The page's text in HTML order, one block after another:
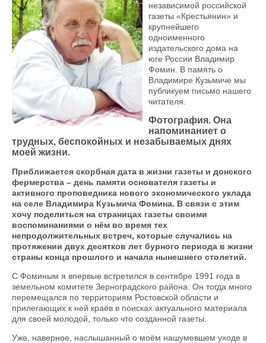
независимой российской
газеты «Крестьянин» и
крупнейшего
одноименного
издательского дома на
юге России Владимир
Фомин. В память о
Владимире Кузьмиче мы
публикуем письмо нашего
читателя.
Фотография. Она
напоминаниет о
трудных, беспокойных и незабываемых днях
моей жизни.
Приближается скорбная дата в жизни газеты и донского
фермерства – день памяти основателя газеты и
активного проповедника нового экономического уклада
на селе Владимира Кузьмича Фомина. В связи с этим
хочу поделиться на страницах газеты своими
воспоминаниями о нём во время тех
непродолжительных встреч, которые случались на
протяжении двух десятков лет бурного периода в жизни
страны конца прошлого и начала нынешнего столетий.
С Фоминым я впервые встретился в сентябре 1991 года в
земельном комитете Зерноградского района. Он тогда много
перемещался по территориям Ростовской области и
прилегающих к ней краёв в поисках актуального материала
для своей молодой, только что созданной газеты.
Уже, наверное, наслышанный о моём нашумевшем уходе в